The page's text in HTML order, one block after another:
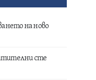
на ново
сте